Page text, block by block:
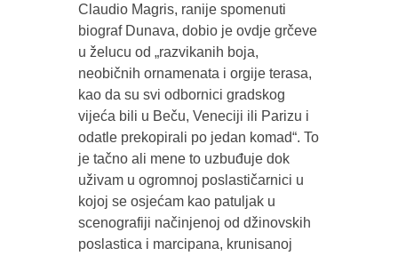
Claudio Magris, ranije spomenuti
biograf Dunava, dobio je ovdje grčeve
u želucu od „razvikanih boja,
neobičnih ornamenata i orgije terasa,
kao da su svi odbornici gradskog
vijeća bili u Beču, Veneciji ili Parizu i
odatle prekopirali po jedan komad“. To
je tačno ali mene to uzbuđuje dok
uživam u ogromnoj poslastičarnici u
kojoj se osjećam kao patuljak u
scenografiji načinjenoj od džinovskih
poslastica i marcipana, krunisanoj